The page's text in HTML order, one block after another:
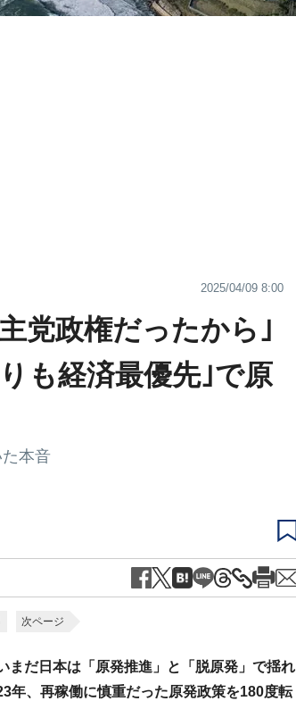
2025/04/09 8:00
党政権だったから｣
も経済最優先｣で原
本音
次ページ
まだ日本は「原発推進」と「脱原発」で揺れ
年、再稼働に慎重だった原発政策を180度転